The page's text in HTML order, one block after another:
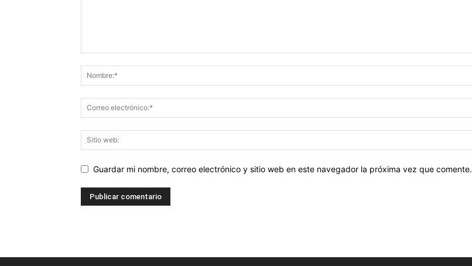
Guardar mi nombre, correo electrónico y sitio web en este navegador la próxima vez que comente.